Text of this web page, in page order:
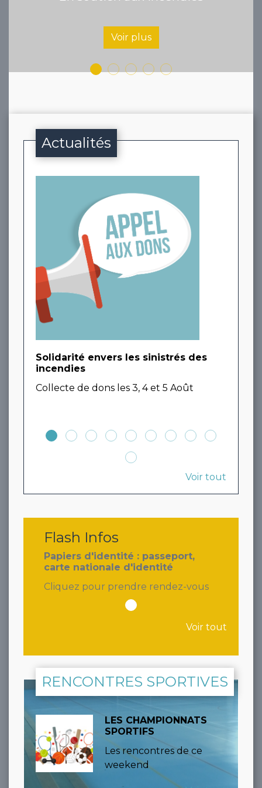
Actualités
Solidarité envers les sinistrés des
incendies
Collecte de dons les 3, 4 et 5 Août
Voir tout
Flash Infos
Papiers d'identité : passeport,
carte nationale d'identité
Cliquez pour prendre rendez-vous
Voir tout
RENCONTRES SPORTIVES
LES CHAMPIONNATS
SPORTIFS
Les rencontres de ce
weekend